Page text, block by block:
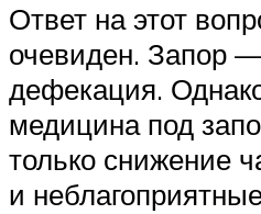
Ответ на этот
очевиден. Запор
дефекация.
медицина под
только снижение
и